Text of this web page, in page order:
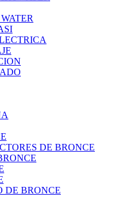
DE BRONCE
DE BRONCE